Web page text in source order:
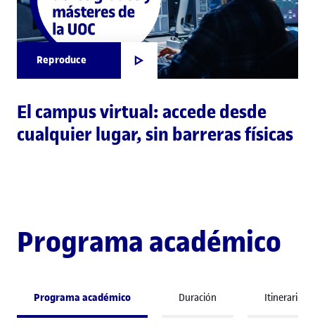
Reproduce
El campus virtual: accede desde
cualquier lugar, sin barreras físicas
Programa académico
Programa académico Duración Itinerario